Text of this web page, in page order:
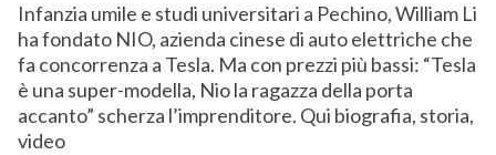
Infanzia umile e studi universitari a Pechino, William Li
ha fondato NIO, azienda cinese di auto elettriche che
fa concorrenza a Tesla. Ma con prezzi più bassi: “Tesla
è una super-modella, Nio la ragazza della porta
accanto” scherza l’imprenditore. Qui biografia, storia,
video